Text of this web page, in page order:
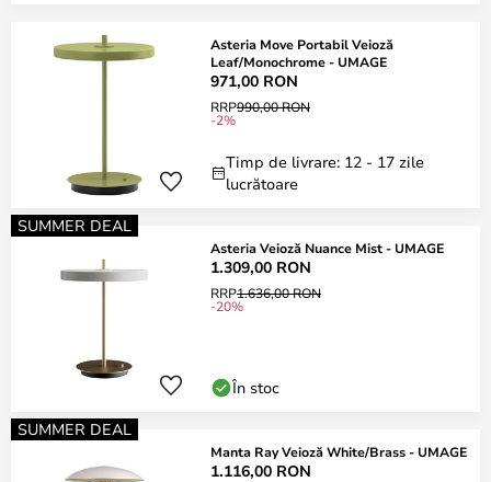
Asteria Move Portabil Veioză
Leaf/Monochrome - UMAGE
971,00 RON
RRP990,00 RON
-2%
Timp de livrare: 12 - 17 zile
lucrătoare
SUMMER DEAL
Asteria Veioză Nuance Mist - UMAGE
1.309,00 RON
RRP1.636,00 RON
-20%
În stoc
SUMMER DEAL
Manta Ray Veioză White/Brass - UMAGE
1.116,00 RON